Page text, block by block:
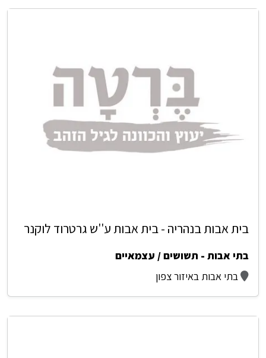
בית אבות בנהריה - בית אבות ע''ש גרטרוד לוקנר
בתי אבות - תשושים / עצמאיים
בתי אבות באיזור צפון